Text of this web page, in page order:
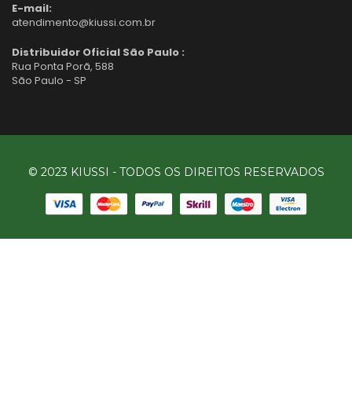
E-mail:
atendimento@kiussi.com.br
Distribuidor Oficial São Paulo :
Rua Ponta Porã, 588
São Paulo - SP
© 2023 KIUSSI - TODOS OS DIREITOS RESERVADOS